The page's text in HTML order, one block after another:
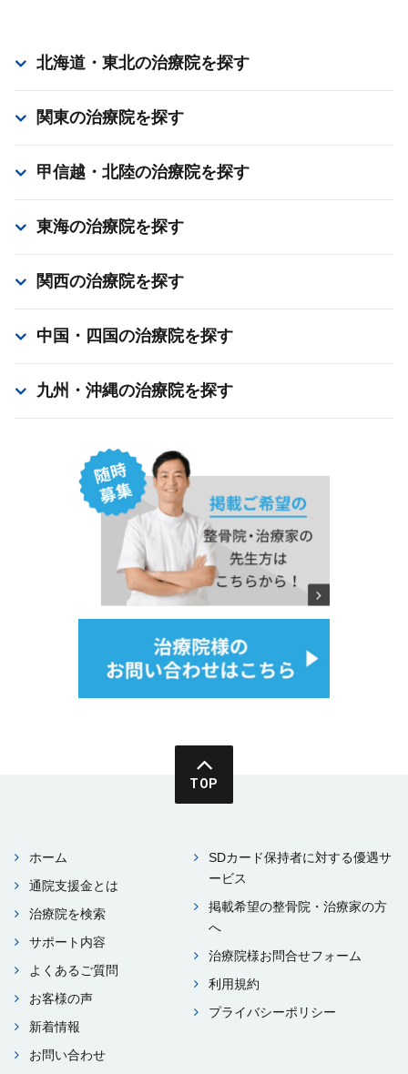
北海道・東北の治療院を探す
関東の治療院を探す
甲信越・北陸の治療院を探す
東海の治療院を探す
関西の治療院を探す
中国・四国の治療院を探す
九州・沖縄の治療院を探す
TOP
ホーム
通院⽀援⾦とは
治療院を検索
サポート内容
よくあるご質問
お客様の声
新着情報
お問い合わせ
SDカード保持者に対する優遇サ
ービス
掲載希望の整⾻院・治療家の⽅
へ
治療院様お問合せフォーム
利⽤規約
プライバシーポリシー